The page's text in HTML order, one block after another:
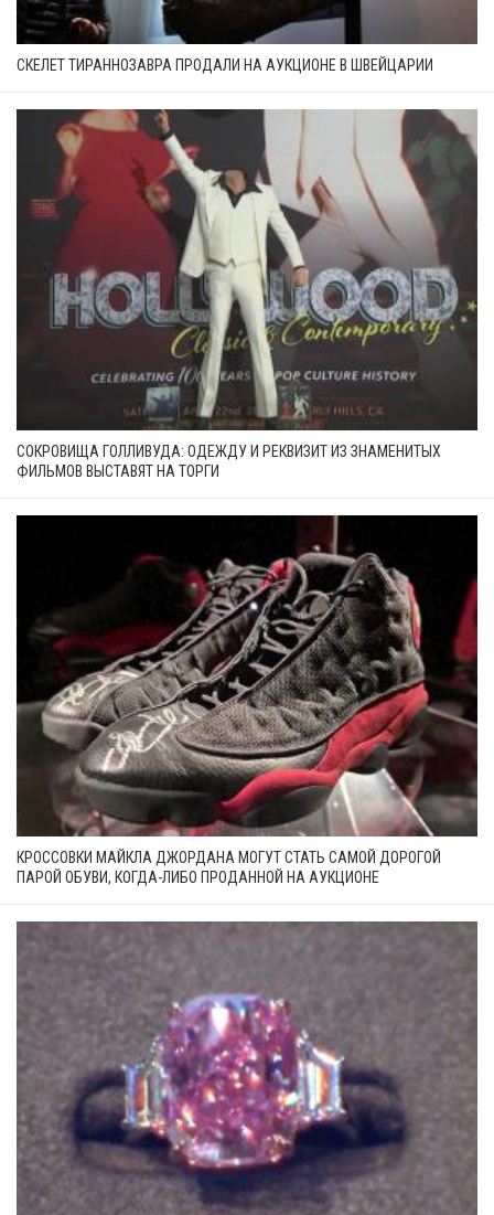
СКЕЛЕТ ТИРАННОЗАВРА ПРОДАЛИ НА АУКЦИОНЕ В ШВЕЙЦАРИИ
СОКРОВИЩА ГОЛЛИВУДА: ОДЕЖДУ И РЕКВИЗИТ ИЗ ЗНАМЕНИТЫХ
ФИЛЬМОВ ВЫСТАВЯТ НА ТОРГИ
КРОССОВКИ МАЙКЛА ДЖОРДАНА МОГУТ СТАТЬ САМОЙ ДОРОГОЙ
ПАРОЙ ОБУВИ, КОГДА-ЛИБО ПРОДАННОЙ НА АУКЦИОНЕ